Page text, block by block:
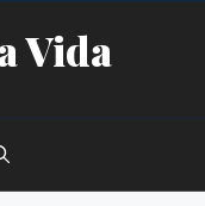
Vida